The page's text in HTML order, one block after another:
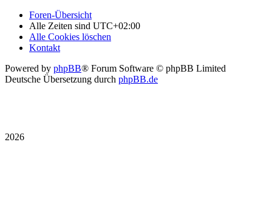
Foren-Übersicht
Alle Zeiten sind UTC+02:00
Alle Cookies löschen
Kontakt
Powered by phpBB® Forum Software © phpBB Limited
Deutsche Übersetzung durch phpBB.de
2026